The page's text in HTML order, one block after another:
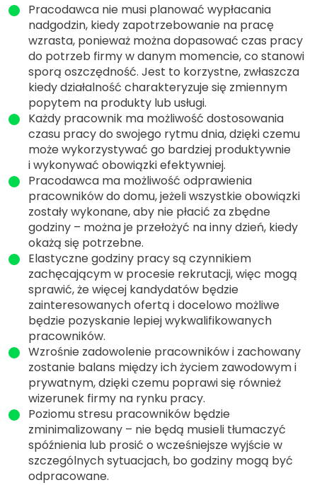
Pracodawca nie musi planować wypłacania
nadgodzin, kiedy zapotrzebowanie na pracę
wzrasta, ponieważ można dopasować czas pracy
do potrzeb firmy w danym momencie, co stanowi
sporą oszczędność. Jest to korzystne, zwłaszcza
kiedy działalność charakteryzuje się zmiennym
popytem na produkty lub usługi.
Każdy pracownik ma możliwość dostosowania
czasu pracy do swojego rytmu dnia, dzięki czemu
może wykorzystywać go bardziej produktywnie
i wykonywać obowiązki efektywniej.
Pracodawca ma możliwość odprawienia
pracowników do domu, jeżeli wszystkie obowiązki
zostały wykonane, aby nie płacić za zbędne
godziny – można je przełożyć na inny dzień, kiedy
okażą się potrzebne.
Elastyczne godziny pracy są czynnikiem
zachęcającym w procesie rekrutacji, więc mogą
sprawić, że więcej kandydatów będzie
zainteresowanych ofertą i docelowo możliwe
będzie pozyskanie lepiej wykwalifikowanych
pracowników.
Wzrośnie zadowolenie pracowników i zachowany
zostanie balans między ich życiem zawodowym i
prywatnym, dzięki czemu poprawi się również
wizerunek firmy na rynku pracy.
Poziomu stresu pracowników będzie
zminimalizowany – nie będą musieli tłumaczyć
spóźnienia lub prosić o wcześniejsze wyjście w
szczególnych sytuacjach, bo godziny mogą być
odpracowane.